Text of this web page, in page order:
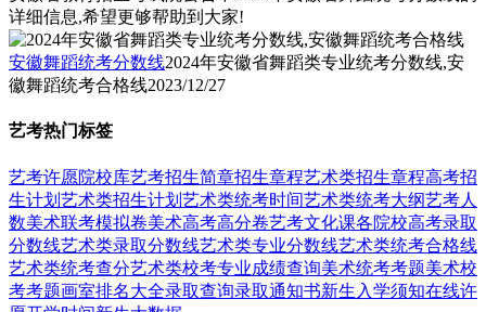
详细信息,希望更够帮助到大家!
安徽舞蹈统考分数线2024年安徽省舞蹈类专业统考分数线,安
徽舞蹈统考合格线2023/12/27
艺考热门标签
艺考许愿院校库艺考招生简章招生章程艺术类招生章程高考招
生计划 艺术类招生计划 艺术类统考时间艺术类统考大纲艺考人
数美术联考模拟卷美术高考高分卷艺考文化课各院校高考录取
分数线艺术类录取分数线艺术类专业分数线艺术类统考合格线
艺术类统考查分艺术类校考专业成绩查询美术统考考题美术校
考考题画室排名大全录取查询录取通知书新生入学须知在线许